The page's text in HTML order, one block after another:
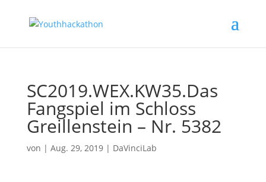
SC2019.WEX.KW35.Das
Fangspiel im Schloss
Greillenstein – Nr. 5382
von | Aug. 29, 2019| DaVinciLab